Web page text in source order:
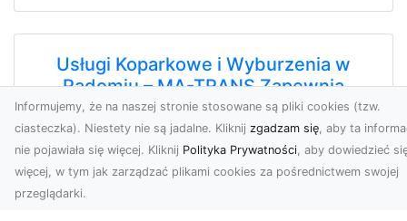
Usługi Koparkowe i Wyburzenia w
Radomiu – MA-TRANS Zapewnia
Kompleksowe Rozwiązania
MA-TRANS – Specjalista od Wyburzeń i
Rozbiórek Firma MA-TRANS z Radomia oferuje
szeroki zakres us...
Informujemy, że na naszej stronie stosowane są pliki cookies (tzw.
ciasteczka). Niestety nie są jadalne. Kliknij zgadzam się, aby ta
nie pojawiała się więcej. Kliknij Polityka Prywatności, aby dowiedzieć
więcej, w tym jak zarządzać plikami cookies za pośrednictwem swojej
przeglądarki.